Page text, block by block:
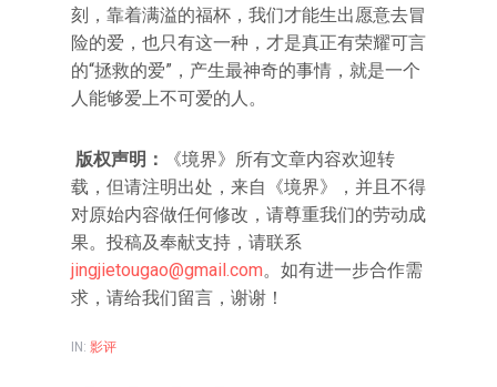
刻，靠着满溢的福杯，我们才能生出愿意去冒
险的爱，也只有这一种，才是真正有荣耀可言
的“拯救的爱”，产生最神奇的事情，就是一个
人能够爱上不可爱的人。
版权声明：
《境界》所有文章内容欢迎转
载，但请注明出处，来自《境界》，并且不得
对原始内容做任何修改，请尊重我们的劳动成
果。投稿及奉献支持，请联系
jingjietougao@gmail.com。如有进一步合作需
求，请给我们留言，谢谢！
IN: 影评